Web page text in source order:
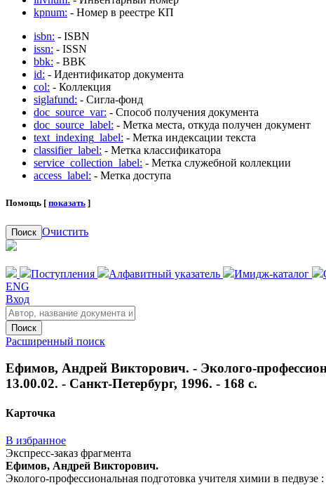
kpnum: - Номер в реестре КП
isbn: - ISBN
issn: - ISSN
bbk: - BBK
id: - Идентификатор документа
col: - Коллекция
siglafund: - Сигла-фонд
doc_source_var: - Способ получения документа
doc_source_label: - Метка места, откуда получен документ
text_indexing_label: - Метка индексации текста
classifier_label: - Метка классификатора
service_collection_label: - Метка служебной коллекции
access_label: - Метка доступа
Помощь [ показать ]
Поиск Очистить
Поступления Алфавитный указатель Имидж-каталог
ENG
Вход
Поиск
Расширенный поиск
Ефимов, Андрей Викторович. - Эколого-
13.00.02. - Санкт-Петербург, 1996. - 168 с.
Карточка
В избранное
Экспресс-заказ фрагмента
Ефимов, Андрей Викторович.
Эколого-профессиональная подготовка учителя химии в педвузе